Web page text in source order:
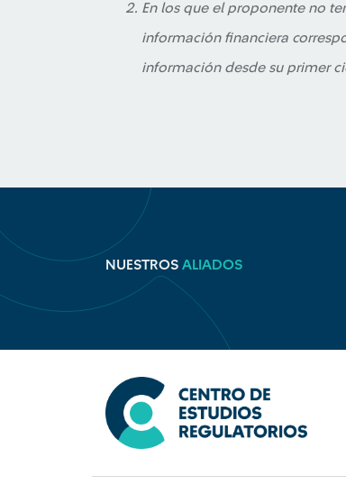
En los que el proponente no
información financiera
información desde su primer
NUESTROS ALIADOS